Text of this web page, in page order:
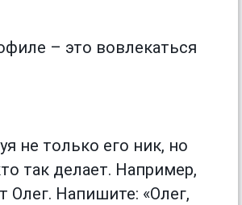
– это вовлекаться
не только его ник, но
так делает. Например,
Олег. Напишите: «Олег,